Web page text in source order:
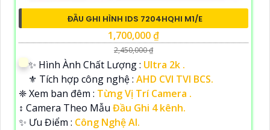
ĐẦU GHI HÌNH IDS 7204HQHI M1/E
1,700,000 ₫
2,450,000 ₫
✨ Hình Ành Chất Lượng : Ultra 2k .
⚜️ Tích hợp công nghệ : AHD CVI TVI BCS.
❈ Xem ban đêm : Từng Vị Trí Camera .
↕️ Camera Theo Mẫu Đầu Ghi 4 kênh.
️✨ Ưu Điểm : Công Nghệ AI.